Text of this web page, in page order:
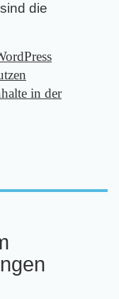
die
in der